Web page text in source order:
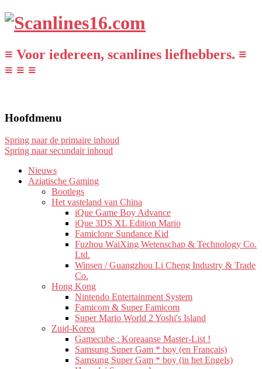
≡ Voor iedereen, scanlines liefhebbers. ≡
≡ ≡ ≡
Hoofdmenu
Spring naar de primaire inhoud
Spring naar secundair inhoud
Nieuws
Aziatische Gaming
Bootlegs
Het vasteland van China
iQue Game Boy Advance
iQue 3DS XL Edition Mario
Famiclone Sundance Kid
Fuzhou WaiXing Wetenschap & Technology Co.
Ltd.
Winsen / Guangzhou Li Cheng Industry & Trade
Co.
Hong Kong
Nintendo Entertainment System
Famicom & Super Famicom
Super Mario World 2 Yoshi's Island
Zuid-Korea
Gamecube : Koreaanse Master-List !
Samsung Super Gam * boy (en Français)
Samsung Super Gam * boy (in het Engels)